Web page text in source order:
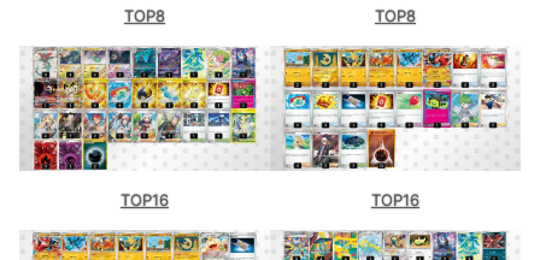
TOP8 TOP8
TOP16 TOP16